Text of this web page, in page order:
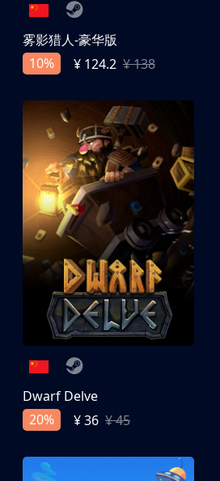
雾影猎人-豪华版
10%
¥ 124.2 ¥ 138
Dwarf Delve
20%
¥ 36 ¥ 45